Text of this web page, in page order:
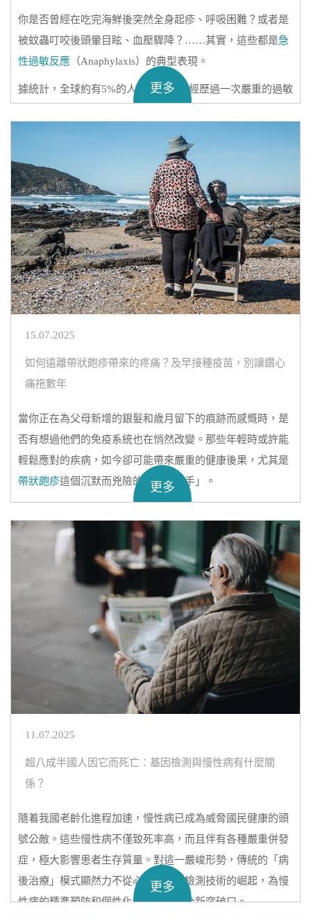
你是否曾經在吃完海鮮後突然全身起疹、呼吸困難？或者是
被蚊蟲叮咬後頭暈目眩、血壓驟降？……其實，這些都是急
性過敏反應 （Anaphylaxis）的典型表現。
據統計，全球約有5%的人一生中至少經歷過一次嚴重的過敏
那麼，急性過敏發作時該如何自救？下面就讓
家詳細講解下！
更多
15.07.2025
如何遠離帶狀皰疹帶來的疼痛？及早接種疫苗，別讓鑽心
痛拖數年
當你正在為父母新增的銀髮和歲月留下的痕跡而感慨時，是
否有想過他們的免疫系統也在悄然改變。那些年輕時或許能
輕鬆應對的疾病，如今卻可能帶來嚴重的健康後果，尤其是
帶狀皰疹這個沉默而兇險的「健康殺手」。
上的老年人，那些辛勤工作的「打工人」同樣可能成為其目
標……那麼，我們該如何遠離帶狀皰疹帶來的疼痛？
更多
11.07.2025
超八成半國人因它而死亡：基因檢測與慢性病有什麼關
係？
隨着我國老齡化進程加速，慢性病已成為威脅國民健康的頭
號公敵。這些慢性病不僅致死率高，而且伴有各種嚴重併發
症，極大影響患者生存質量。對這一嚴峻形勢，傳統的「病
後治療」模式顯然力不從心，而基因檢測技術的崛起，為慢
性病的精準預防和個性化管理提供了全新突破口。
更多